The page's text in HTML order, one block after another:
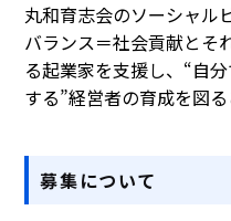
丸和育志会のソーシャル
バランス＝社会貢献とそ
る起業家を支援し、“自
する”経営者の育成を図
募集について